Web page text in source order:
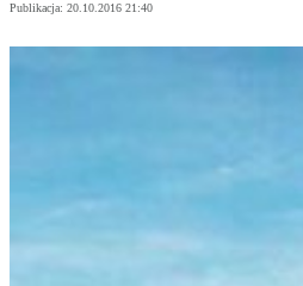
Publikacja: 20.10.2016 21:40